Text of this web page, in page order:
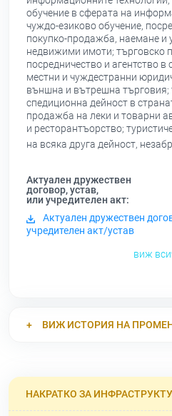
обучение в сферата на
чуждо-езиково обучение,
покупко-продажба, наемане и
недвижими имоти; търговско
посредничество и агентство
местни и чуждестранни
външна и вътрешна търговия;
спедиционна дейност в
продажба на леки и товарни
и ресторантъорство;
на всяка друга дейност,
Актуален дружествен
договор, устав,
или учредителен акт:
Актуален дружествен
учредителен акт/устав
виж
ВИЖ ИСТОРИЯ НА
НАКРАТКО ЗА